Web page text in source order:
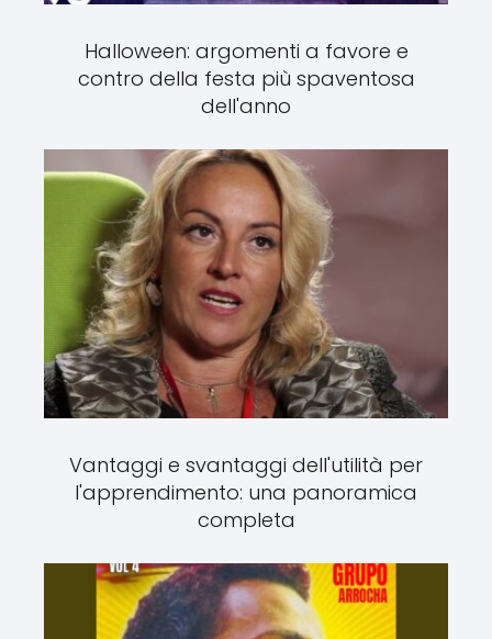
Halloween: argomenti a favore e
contro della festa più spaventosa
dell'anno
Vantaggi e svantaggi dell'utilità per
l'apprendimento: una panoramica
completa